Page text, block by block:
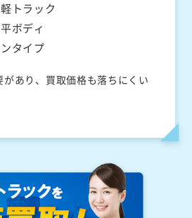
トラック
ボディ
タイプ
あり、買取価格も落ちにくい